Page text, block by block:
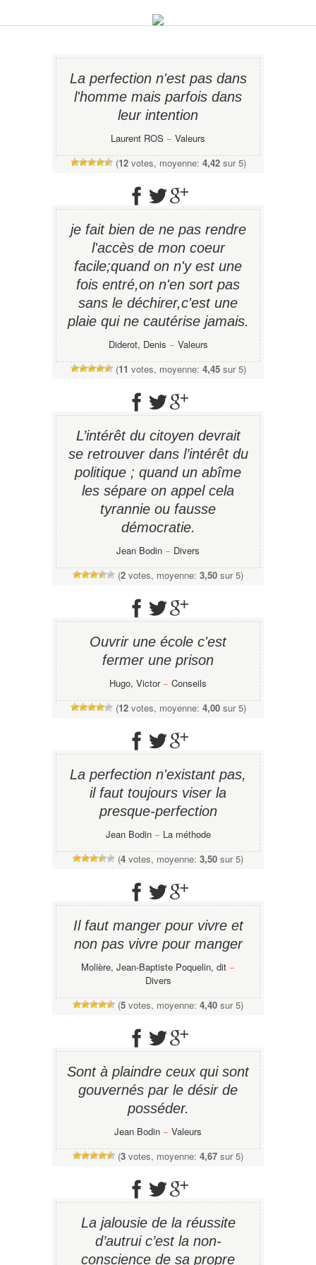
La perfection n'est pas dans
l'homme mais parfois dans
leur intention
Laurent ROS − Valeurs
(12votes, moyenne: 4,42sur 5)
je fait bien de ne pas rendre
l'accès de mon coeur
facile;quand on n'y est une
fois entré,on n'en sort pas
sans le déchirer,c'est une
plaie qui ne cautérise jamais.
Diderot, Denis − Valeurs
(11 votes, moyenne: 4,45sur 5)
L’intérêt du citoyen devrait
se retrouver dans l’intérêt du
politique ; quand un abîme
les sépare on appel cela
tyrannie ou fausse
démocratie.
Jean Bodin − Divers
(2 votes, moyenne: 3,50 sur 5)
Ouvrir une école c'est
fermer une prison
Hugo, Victor− Conseils
(12votes, moyenne: 4,00sur 5)
La perfection n'existant pas,
il faut toujours viser la
presque-perfection
Jean Bodin− La méthode
(4 votes, moyenne: 3,50 sur 5)
Il faut manger pour vivre et
non pas vivre pour manger
Molière, Jean-Baptiste Poquelin, dit −
Divers
(5 votes, moyenne: 4,40 sur 5)
Sont à plaindre ceux qui sont
gouvernés par le désir de
posséder.
Jean Bodin − Valeurs
(3 votes, moyenne: 4,67 sur 5)
La jalousie de la réussite
d’autrui c’est la non-
conscience de sa propre